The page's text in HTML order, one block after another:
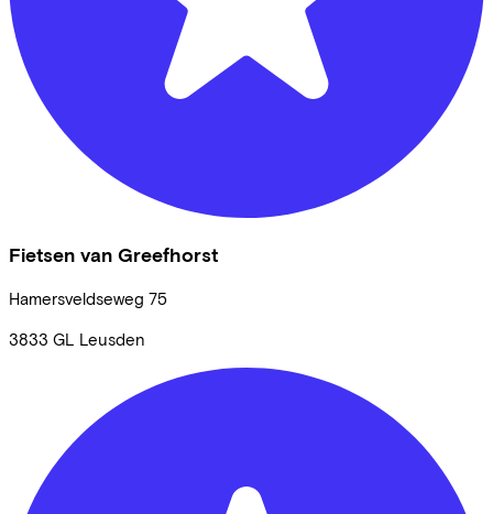
Fietsen van Greefhorst
Hamersveldseweg 75
3833 GL Leusden